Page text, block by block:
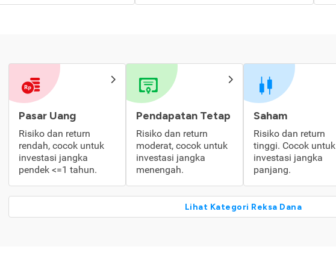
Pasar Uang
Risiko dan return
rendah, cocok untuk
investasi jangka
pendek <=1 tahun.
Pendapatan Tetap
Risiko dan return
moderat, cocok untuk
investasi jangka
menengah.
Saham
Risiko dan return
tinggi. Cocok untuk
investasi jangka
panjang.
Lihat Kategori Reksa Dana